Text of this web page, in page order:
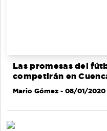
Las promesas del
competirán en
Mario Gómez - 08/01/2020